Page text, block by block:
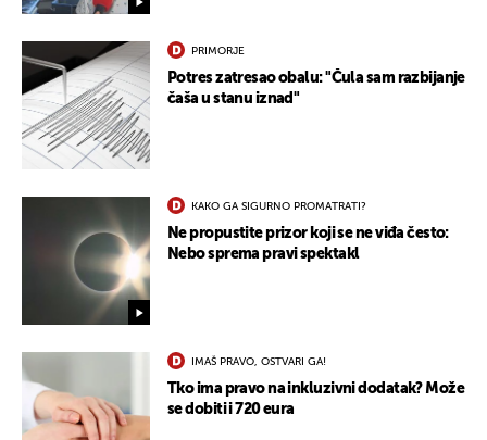
PRIMORJE
Potres zatresao obalu: "Čula sam razbijanje
čaša u stanu iznad"
KAKO GA SIGURNO PROMATRATI?
Ne propustite prizor koji se ne viđa često:
Nebo sprema pravi spektakl
IMAŠ PRAVO, OSTVARI GA!
Tko ima pravo na inkluzivni dodatak? Može
se dobiti i 720 eura